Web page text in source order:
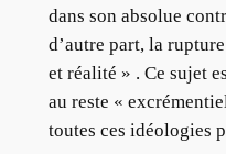
dans son absolue
d’autre part, la
et réalité » . Ce sujet
au reste «
toutes ces idéologies